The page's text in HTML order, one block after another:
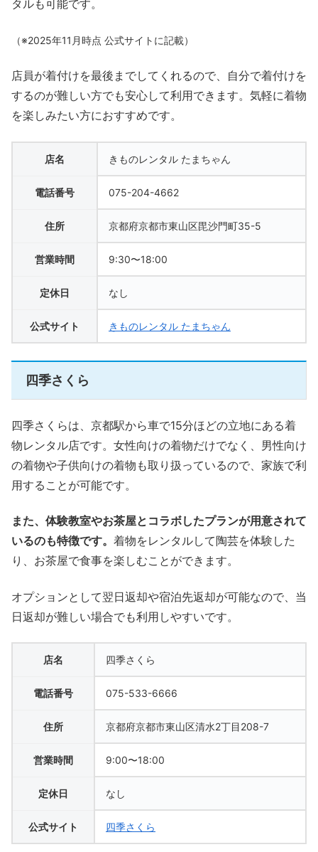
タルも可能です。
（※2025年11月時点 公式サイトに記載）
店員が着付けを最後までしてくれるので、自分で着付けを
するのが難しい方でも安心して利用できます。気軽に着物
を楽しみたい方におすすめです。
店名 きものレンタル たまちゃん
電話番号 075-204-4662
住所 京都府京都市東山区毘沙門町35-5
営業時間 9:30〜18:00
定休日 なし
公式サイト きものレンタル たまちゃん
四季さくら
四季さくらは、京都駅から車で15分ほどの立地にある着
物レンタル店です。女性向けの着物だけでなく、男性向け
の着物や子供向けの着物も取り扱っているので、家族で利
用することが可能です。
また、体験教室やお茶屋とコラボしたプランが用意されて
いるのも特徴です。 着物をレンタルして陶芸を体験した
り、お茶屋で食事を楽しむことができます。
オプションとして翌日返却や宿泊先返却が可能なので、当
日返却が難しい場合でも利用しやすいです。
店名 四季さくら
電話番号 075-533-6666
住所 京都府京都市東山区清水2丁目208-7
営業時間 9:00〜18:00
定休日 なし
公式サイト 四季さくら